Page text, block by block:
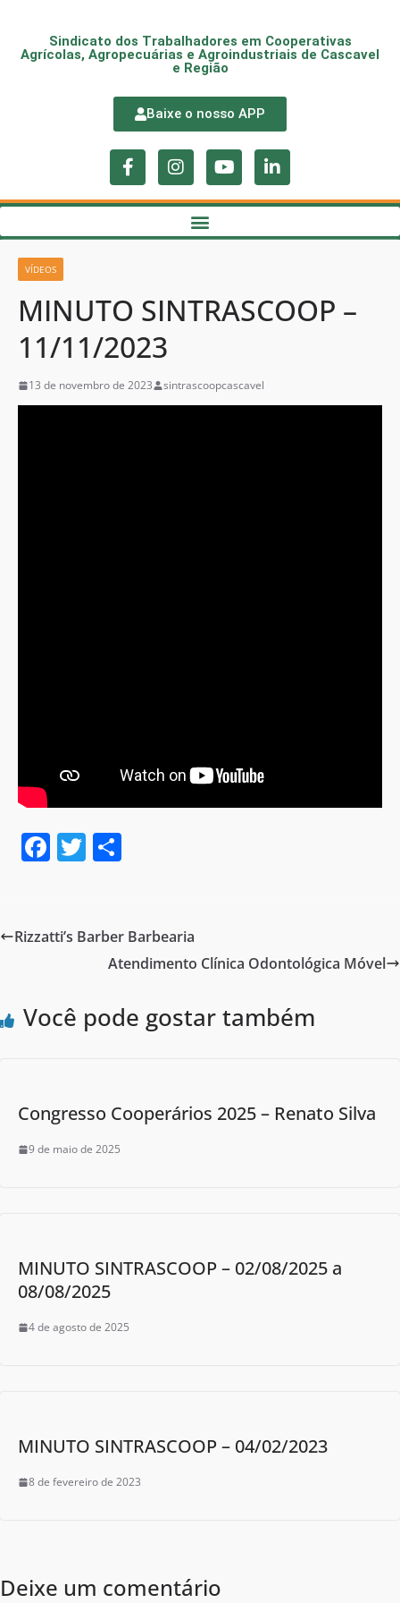
Sindicato dos Trabalhadores em Cooperativas
Agrícolas, Agropecuárias e Agroindustriais de Cascavel
e Região
Baixe o nosso APP
VÍDEOS
MINUTO SINTRASCOOP –
11/11/2023
13 de novembro de 2023 sintrascoopcascavel
F
e
o
T
er e
Rizzatti’s Barber Barbearia
Atendimento Clínica Odontológica Móvel
Você pode gostar também
Congresso Cooperários 2025 – Renato Silva
9 de maio de 2025
MINUTO SINTRASCOOP – 02/08/2025 a
08/08/2025
4 de agosto de 2025
MINUTO SINTRASCOOP – 04/02/2023
8 de fevereiro de 2023
Deixe um comentário